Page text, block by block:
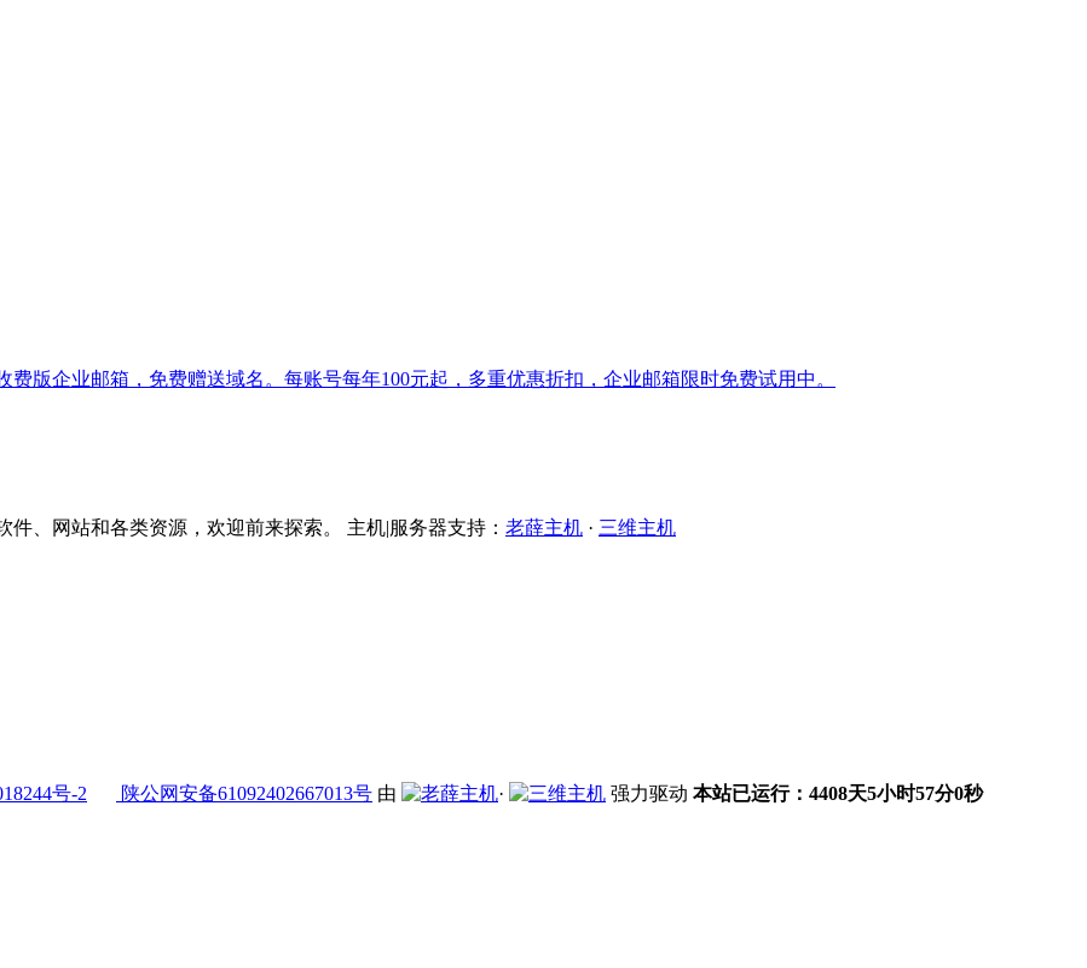
版企业邮箱，免费赠送域名。每账号每年100元起，多重优惠折扣，企业邮箱限时免费试用中。
、网站和各类资源，欢迎前来探索。 主机|服务器支持： 老薛主机 · 三维主机
号-2 陕公网安备61092402667013号 由 · 强力驱动 本站已运行：4408天5小时57分1秒